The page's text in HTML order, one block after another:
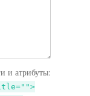
и атрибуты: